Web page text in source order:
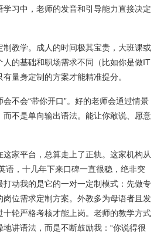
习中，老师的发音和引导能力直接决定
教学。成人的时间极其宝贵，大班课或
人的基础和职场需求不同（比如你是做IT
量身定制的方案才能精准提分。
不会“带你开口”。好的老师会通过情景
不是单向输出语法。能让你敢说、愿意
家平台，总算走上了正轨。这家机构从
语，十几年下来口碑一直很稳，绝非突
动我的是它的一对一定制模式：先做专
岗位需求定制方案。外教多为母语者且发
轮严格考核才能上岗。老师的教学方式
讲语法，而是不断鼓励我：“你说得很